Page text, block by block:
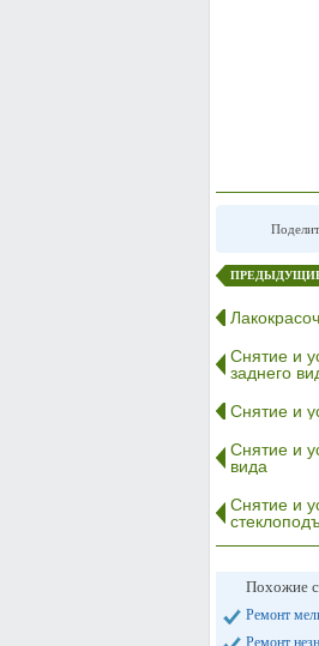
Снятие и
заднего
Снятие и
Снятие и
вида
Снятие и
Похожие
Ремонт
Ремонт